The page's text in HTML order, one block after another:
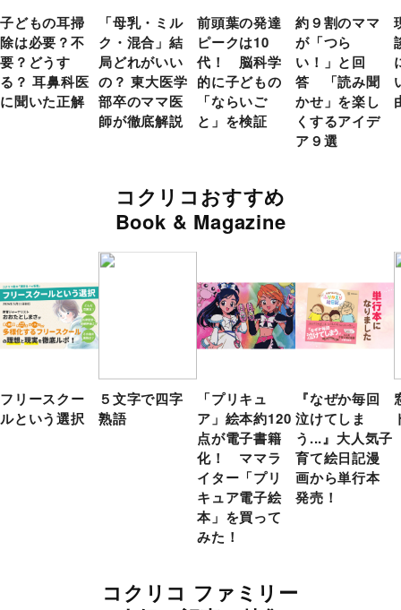
子どもの耳掃
除は必要？不
要？どうす
る？ 耳鼻科医
に聞いた正解
「母乳・ミル
ク・混合」結
局どれがいい
の？ 東大医学
部卒のママ医
師が徹底解説
前頭葉の発達
ピークは10
代！ 脳科学
的に子どもの
「ならいご
と」を検証
約９割のママ
が「つら
い！」と回
答 「読み聞
かせ」を楽し
くするアイデ
ア９選
コクリコおすすめ
Book & Magazine
フリースクー
ルという選択
５文字で四字
熟語
「プリキュ
ア」絵本約120
点が電子書籍
化！ ママラ
イター「プリ
キュア電子絵
本」を買って
みた！
『なぜか毎回
泣けてしま
う...』大人気子
育て絵日記漫
画から単行本
発売！
コクリコ ファミリー